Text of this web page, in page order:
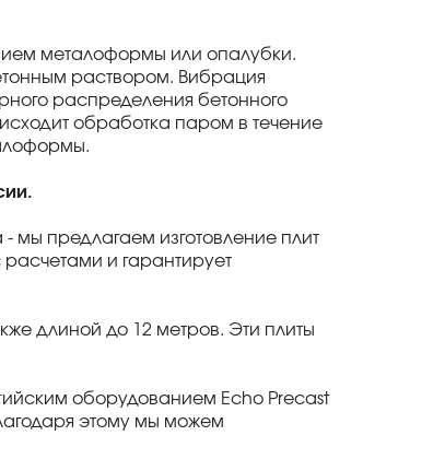
металоформы или опалубки.
раствором. Вибрация
распределения бетонного
обработка паром в течение
мы предлагаем изготовление плит
и гарантирует
длиной до 12 метров. Эти плиты
оборудованием Echo Precast
этому мы можем